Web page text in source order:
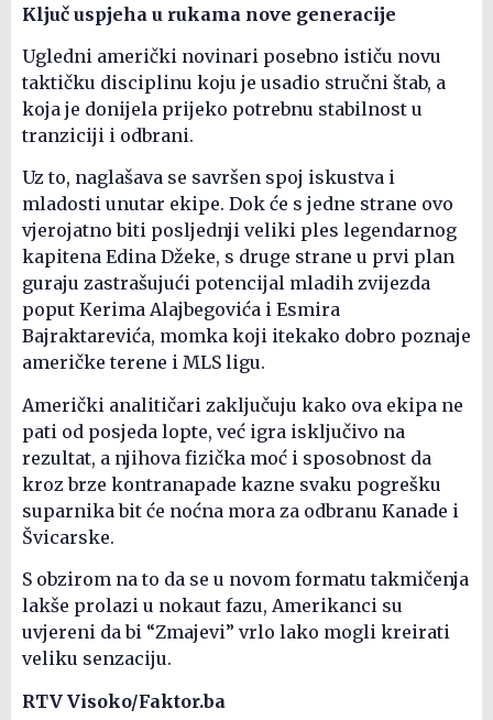
Ključ uspjeha u rukama nove generacije
Ugledni američki novinari posebno ističu novu
taktičku disciplinu koju je usadio stručni štab, a
koja je donijela prijeko potrebnu stabilnost u
tranziciji i odbrani.
Uz to, naglašava se savršen spoj iskustva i
mladosti unutar ekipe. Dok će s jedne strane ovo
vjerojatno biti posljednji veliki ples legendarnog
kapitena Edina Džeke, s druge strane u prvi plan
guraju zastrašujući potencijal mladih zvijezda
poput Kerima Alajbegovića i Esmira
Bajraktarevića, momka koji itekako dobro poznaje
američke terene i MLS ligu.
Američki analitičari zaključuju kako ova ekipa ne
pati od posjeda lopte, već igra isključivo na
rezultat, a njihova fizička moć i sposobnost da
kroz brze kontranapade kazne svaku pogrešku
suparnika bit će noćna mora za odbranu Kanade i
Švicarske.
S obzirom na to da se u novom formatu takmičenja
lakše prolazi u nokaut fazu, Amerikanci su
uvjereni da bi “Zmajevi” vrlo lako mogli kreirati
veliku senzaciju.
RTV Visoko/Faktor.ba